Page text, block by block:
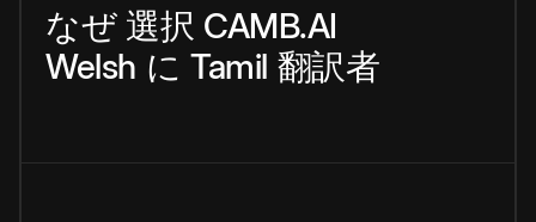
なぜ 選択 CAMB.AI
Welsh に Tamil 翻訳者